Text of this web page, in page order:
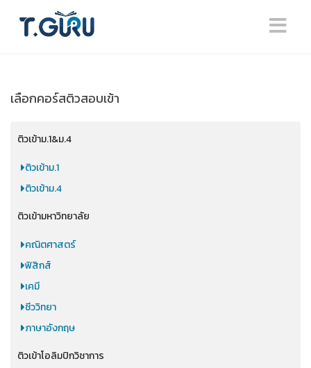
เลือกคอร์สติวสอบเข้า
ติวเข้าม.1&ม.4
ติวเข้าม.1
ติวเข้าม.4
ติวเข้ามหาวิทยาลัย
คณิตศาสตร์
ฟิสิกส์
เคมี
ชีววิทยา
ภาษาอังกฤษ
ติวเข้าโอลิมปิกวิชาการ